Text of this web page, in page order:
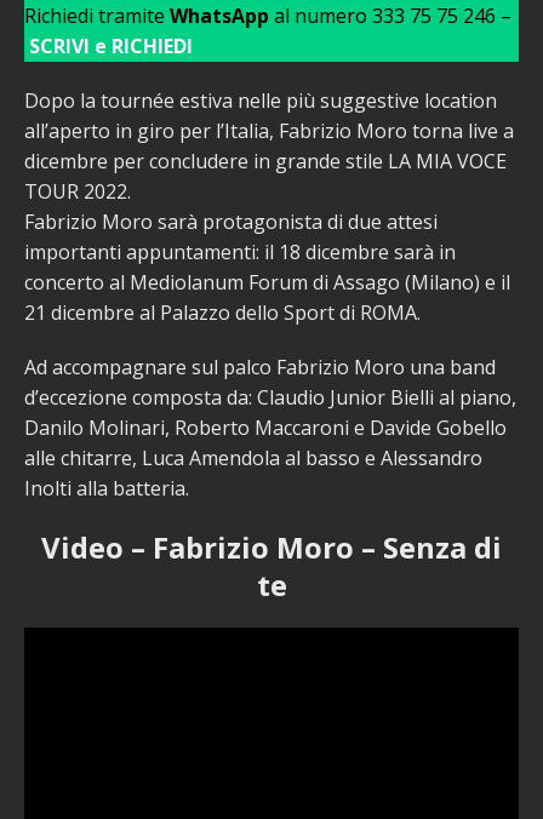
Richiedi tramite WhatsApp al numero 333 75 75 246 –
SCRIVI e RICHIEDI
Dopo la tournée estiva nelle più suggestive location
all’aperto in giro per l’Italia, Fabrizio Moro torna live a
dicembre per concludere in grande stile LA MIA VOCE
TOUR 2022.
Fabrizio Moro sarà protagonista di due attesi
importanti appuntamenti: il 18 dicembre sarà in
concerto al Mediolanum Forum di Assago (Milano) e il
21 dicembre al Palazzo dello Sport di ROMA.
Ad accompagnare sul palco Fabrizio Moro una band
d’eccezione composta da: Claudio Junior Bielli al piano,
Danilo Molinari, Roberto Maccaroni e Davide Gobello
alle chitarre, Luca Amendola al basso e Alessandro
Inolti alla batteria.
Video – Fabrizio Moro – Senza di
te